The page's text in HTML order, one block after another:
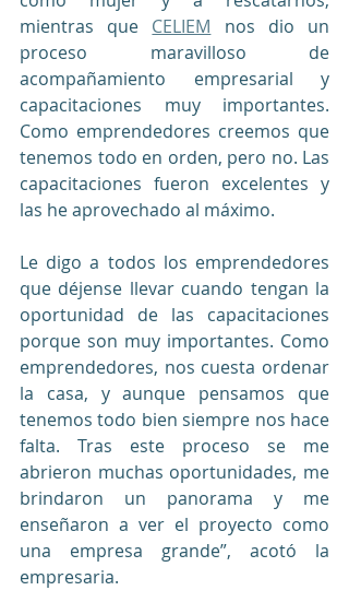
mientras que CELIEM nos dio un
proceso maravilloso de
acompañamiento empresarial y
capacitaciones muy importantes.
Como emprendedores creemos que
tenemos todo en orden, pero no. Las
capacitaciones fueron excelentes y
las he aprovechado al máximo.
Le digo a todos los emprendedores
que déjense llevar cuando tengan la
oportunidad de las capacitaciones
porque son muy importantes. Como
emprendedores, nos cuesta ordenar
la casa, y aunque pensamos que
tenemos todo bien siempre nos hace
falta. Tras este proceso se me
abrieron muchas oportunidades, me
brindaron un panorama y me
enseñaron a ver el proyecto como
una empresa grande”, acotó la
empresaria.